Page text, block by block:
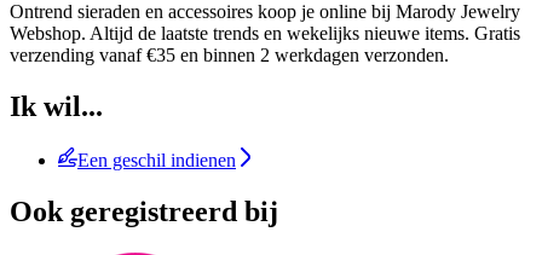
Ontrend sieraden en accessoires koop je online bij Marody Jewelry
Webshop. Altijd de laatste trends en wekelijks nieuwe items. Gratis
verzending vanaf €35 en binnen 2 werkdagen verzonden.
Ik wil...
Een geschil indienen
Ook geregistreerd bij